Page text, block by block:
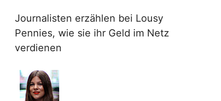
Journalisten erzählen bei Lousy
Pennies, wie sie ihr Geld im Netz
verdienen